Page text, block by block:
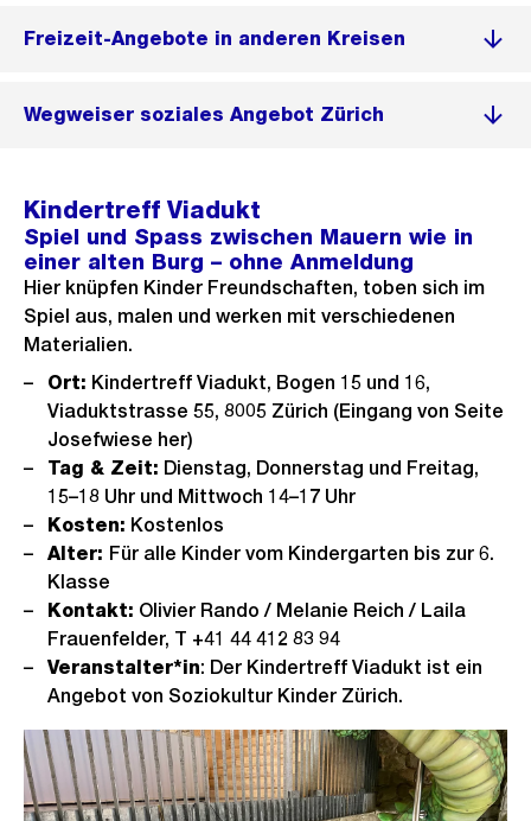
Freizeit-Angebote in anderen Kreisen
Wegweiser soziales Angebot Zürich
Kindertreff Viadukt
Spiel und Spass zwischen Mauern wie in
einer alten Burg – ohne Anmeldung
Hier knüpfen Kinder Freundschaften, toben sich im
Spiel aus, malen und werken mit verschiedenen
Materialien.
Ort: Kindertreff Viadukt, Bogen 15 und 16,
Viaduktstrasse 55, 8005 Zürich (Eingang von Seite
Josefwiese her)
Tag & Zeit: Dienstag, Donnerstag und Freitag,
15–18 Uhr und Mittwoch 14–17 Uhr
Kosten: Kostenlos
Alter: Für alle Kinder vom Kindergarten bis zur 6.
Klasse
Kontakt: Olivier Rando / Melanie Reich / Laila
Frauenfelder, T +41 44 412 83 94
Veranstalter*in: Der Kindertreff Viadukt ist ein
Angebot von Soziokultur Kinder Zürich.